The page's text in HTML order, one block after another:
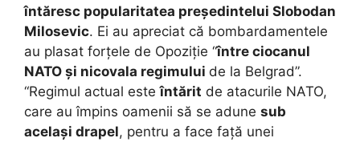
întăresc popularitatea președintelui Slobodan
Milosevic. Ei au apreciat că bombardamentele
au plasat forțele de Opoziție “între ciocanul
NATO și nicovala regimului de la Belgrad”.
“Regimul actual esteîntărit de atacurile NATO,
care au împins oamenii să se adune sub
același drapel, pentru a face față unei